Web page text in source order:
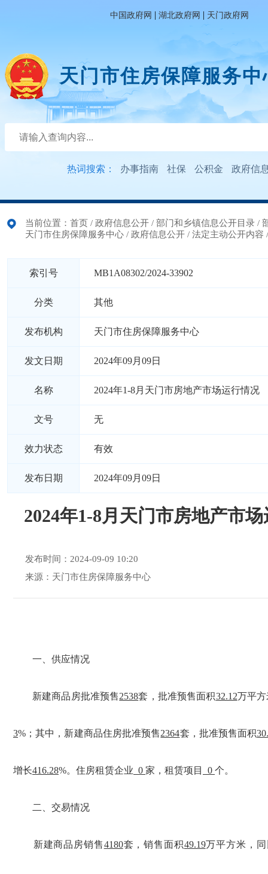
中国政府网 | 湖北政府网 | 天门政府网
天门市住房保障服务中
热词搜索： 办事指南 社保 公积金 政府信
当前位置： 首页 / 政府信息公开 / 部门和乡镇信息公开目录 /
天门市住房保障服务中心 / 政府信息公开 / 法定主动公开内容
索引号 MB1A08302/2024-33902
分类 其他
发布机构 天门市住房保障服务中心
发文日期 2024年09月09日
名称 2024年1-8月天门市房地产市场运行情况
文号 无
效力状态 有效
发布日期 2024年09月09日
2024年1-8月天门市房地产市
发布时间：2024-09-09 10:20
来源：天门市住房保障服务中心
一、供应情况
新建商品房批准预售2538套，批准预售面积32.12万平
3%；其中，新建商品住房批准预售2364套，批准预售面积
增长416.28%。住房租赁企业 0 家，租赁项目 0 个。
二、交易情况
新建商品房销售4180套，销售面积49.19万平方米，